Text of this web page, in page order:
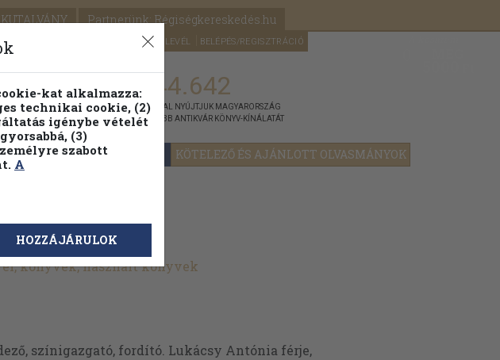
Partnerünk: Régiségkereskedés.hu
SEGÍTSÉG HÍRLEVÉL BELÉPÉS/REGISZTRÁCIÓ
OLVASMÁNYOK KÖTELEZŐ ÉS AJÁNLOTT OLVASMÁNYOK
Témaköri fa 1.144.642
KIADVÁNNYAL NYÚJTJUK MAGYARORSZÁG
LEGNAGYOBB ANTIKVÁR KÖNYV-KÍNÁLATÁT
könyvek, használt könyvek
színigazgató, fordító. Lukácsy Antónia férje,
kat alkalmazza:
technikai cookie, (2)
igénybe vételét
(3)
szabott
A
HOZZÁJÁRULOK